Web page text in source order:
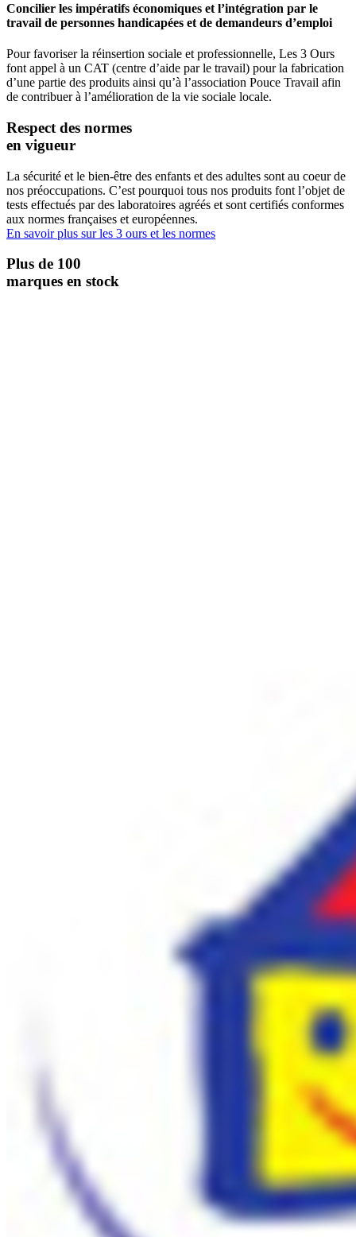
Concilier les impératifs économiques et l’intégration par le
travail de personnes handicapées et de demandeurs d’emploi
Pour favoriser la réinsertion sociale et professionnelle, Les 3 Ours
font appel à un CAT (centre d’aide par le travail) pour la fabrication
d’une partie des produits ainsi qu’à l’association Pouce Travail afin
de contribuer à l’amélioration de la vie sociale locale.
Respect des normes
en vigueur
La sécurité et le bien-être des enfants et des adultes sont au coeur de
nos préoccupations. C’est pourquoi tous nos produits font l’objet de
tests effectués par des laboratoires agréés et sont certifiés conformes
aux normes françaises et européennes.
En savoir plus sur les 3 ours et les normes
Plus de 100
marques en stock